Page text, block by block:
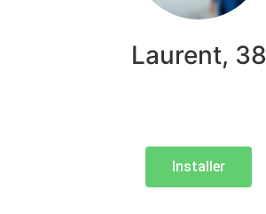
Laurent, 38
Installer